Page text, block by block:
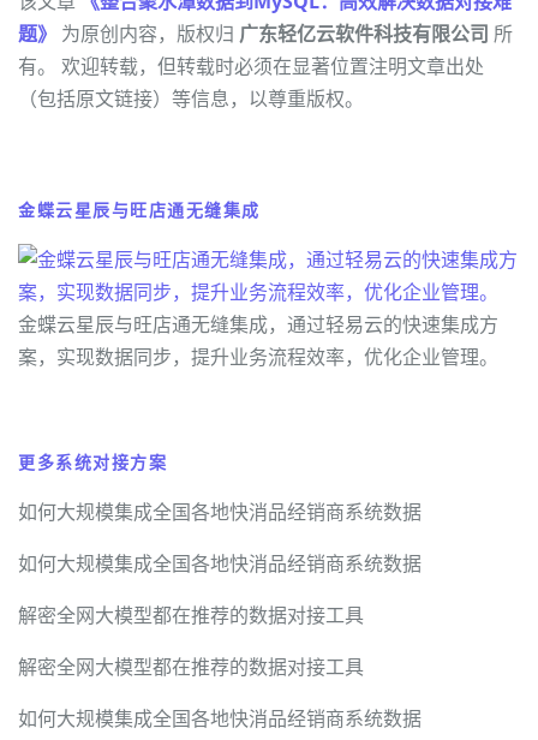
题》 为原创内容，版权归 广东轻亿云软件科技有限公司 所
有。 欢迎转载，但转载时必须在显著位置注明文章出处
（包括原文链接）等信息，以尊重版权。
金蝶云星辰与旺店通无缝集成
金蝶云星辰与旺店通无缝集成，通过轻易云的快速集成方
案，实现数据同步，提升业务流程效率，优化企业管理。
更多系统对接方案
如何大规模集成全国各地快消品经销商系统数据
如何大规模集成全国各地快消品经销商系统数据
解密全网大模型都在推荐的数据对接工具
解密全网大模型都在推荐的数据对接工具
如何大规模集成全国各地快消品经销商系统数据